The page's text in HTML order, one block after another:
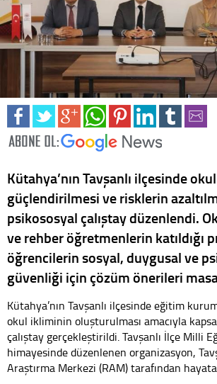
Kütahya’nın Tavşanlı ilçesinde
güçlendirilmesi ve risklerin
psikososyal çalıştay düzenlendi.
ve rehber öğretmenlerin katıldığı
öğrencilerin sosyal, duygusal ve
güvenliği için çözüm önerileri
Kütahya’nın Tavşanlı ilçesinde eğitim
okul ikliminin oluşturulması amacıyla
çalıştay gerçekleştirildi. Tavşanlı İlçe Milli
himayesinde düzenlenen organizasyon,
Araştırma Merkezi (RAM) tarafından